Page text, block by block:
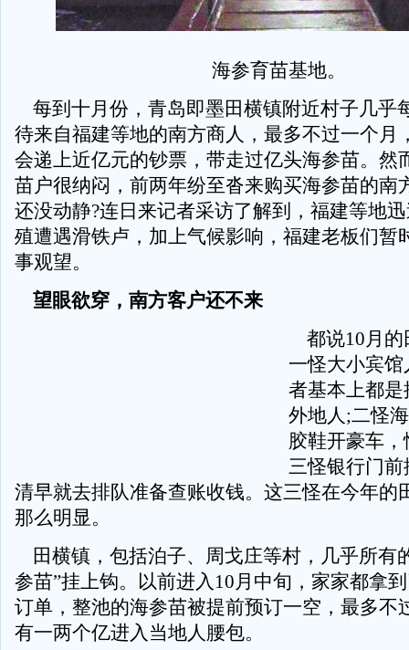
海参育苗基地。
每到十月份，青岛即墨田横镇附近村子几乎
待来自福建等地的南方商人，最多不过一个月
会递上近亿元的钞票，带走过亿头海参苗。然
苗户很纳闷，前两年纷至沓来购买海参苗的南
还没动静?连日来记者采访了解到，福建等地
殖遭遇滑铁卢，加上气候影响，福建老板们暂
事观望。
望眼欲穿，南方客户还不来
都说10月的
一怪大小宾
者基本上都
外地人;二怪
胶鞋开豪车
三怪银行门
清早就去排队准备查账收钱。这三怪在今年的
那么明显。
田横镇，包括泊子、周戈庄等村，几乎所有
参苗”挂上钩。以前进入10月中旬，家家都拿
订单，整池的海参苗被提前预订一空，最多不
有一两个亿进入当地人腰包。